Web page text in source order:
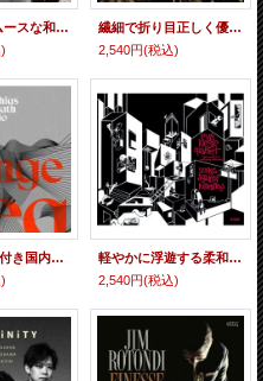
メロウ・スムースな和みのテナーやアーシーな軽妙アルトに吟醸的フルート、ファンキー・バップ道ド真ん中のピアノ、クール・スウィートな女性ヴォーカルらが流麗カラフルに見せ場を繋ぐ寛ぎセッションの極上品 CD REINHARDT WINKLER ラインハルト・ヴィンクラー / DROP ME OFF
繊細で折り目正しく優しさと節度を決して失わない自然体の抒情派歌唱がフレッシュでいて巧まず熟練してもいる魅惑の妙味を揮った寛ぎヴォーカルの秀作 帯付き国内仕様・輸入盤CD LISA WAHLANDT QUARTET リザ・ヴァーラント / SEEMS LIKE YESTERDAY シームス・ライク・イエスタデイ
2,540円(税込)
【ENJA】帯付き国内仕様輸入盤CD [ステファノ・アメリオ録音] Matthias Bublath マティアス・バブラス / Orange Sea オレンジ・シー
軽やかに浮遊する柔和でクーリッシュなアルトや、エレガンス&ロマンティシズムの化身の如きピアノ、キレ味鋭く牧歌的情景を映すフォーキーなギターらがフレッシュに見せ場を繋ぐヨーロッパ耽美抒情路線のクリーンヒット! 帯付き国内仕様・輸入盤CD EVA KLESSE QUARTETT featured guest:wolfgang muthspiel エヴァ・クレッセ・カルテット / SONGS AGAINST LONELINESS ソングス・アゲインスト・ロンリネス
2,540円(税込)